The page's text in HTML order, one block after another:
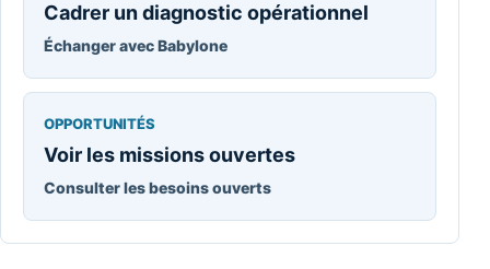
Cadrer un diagnostic opérationnel
Échanger avec Babylone
OPPORTUNITÉS
Voir les missions ouvertes
Consulter les besoins ouverts